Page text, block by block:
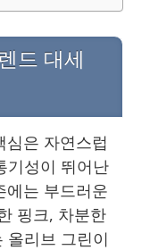
드 대세
심은 자연스럽
기성이 뛰어난
에는 부드러운
핑크, 차분한
올리브 그린이